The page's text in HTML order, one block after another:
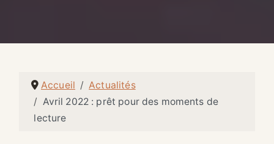
Accueil
Actualités
Avril 2022 : prêt pour des moments de
lecture